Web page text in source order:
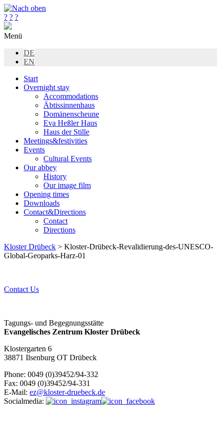
? ? ?
Menü
DE
EN
Start
Overnight stay
Accommodations
Äbtissinnenhaus
Domänenscheune
Eva Heßler Haus
Haus der Stille
Meetings&festivities
Events
Cultural Events
Our abbey
History
Our image film
Opening times
Downloads
Contact&Directions
Contact
Directions
Kloster Drübeck > Kloster-Drübeck-Revalidierung-des-UNESCO-
Global-Geoparks-Harz-01
Contact Us
Tagungs- und Begegnungsstätte
Evangelisches Zentrum Kloster Drübeck
Klostergarten 6
38871 Ilsenburg OT Drübeck
Phone: 0049 (0)39452/94-332
Fax: 0049 (0)39452/94-331
E-Mail: ez@kloster-druebeck.de
Socialmedia: